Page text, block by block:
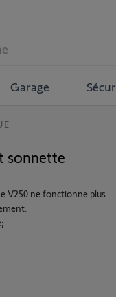
Garage
sonnette
V250 ne fonctionne plus.